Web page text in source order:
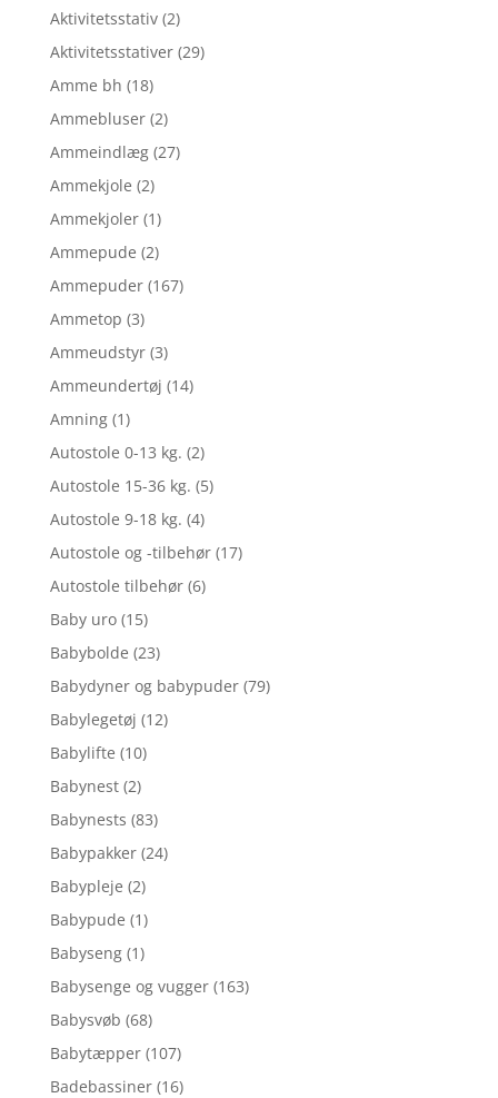
Aktivitetsstativ (2)
Aktivitetsstativer (29)
Amme bh (18)
Ammebluser (2)
Ammeindlæg (27)
Ammekjole (2)
Ammekjoler (1)
Ammepude (2)
Ammepuder (167)
Ammetop (3)
Ammeudstyr (3)
Ammeundertøj (14)
Amning (1)
Autostole 0-13 kg. (2)
Autostole 15-36 kg. (5)
Autostole 9-18 kg. (4)
Autostole og -tilbehør (17)
Autostole tilbehør (6)
Baby uro (15)
Babybolde (23)
Babydyner og babypuder (79)
Babylegetøj (12)
Babylifte (10)
Babynest (2)
Babynests (83)
Babypakker (24)
Babypleje (2)
Babypude (1)
Babyseng (1)
Babysenge og vugger (163)
Babysvøb (68)
Babytæpper (107)
Badebassiner (16)